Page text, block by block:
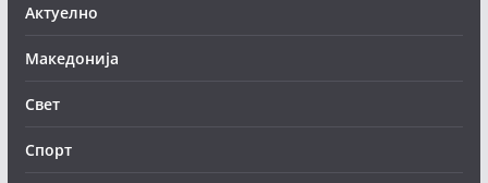
Актуелно
Македонија
Свет
Спорт